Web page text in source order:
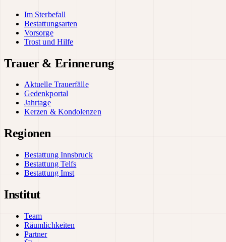
Im Sterbefall
Bestattungsarten
Vorsorge
Trost und Hilfe
Trauer & Erinnerung
Aktuelle Trauerfälle
Gedenkportal
Jahrtage
Kerzen & Kondolenzen
Regionen
Bestattung Innsbruck
Bestattung Telfs
Bestattung Imst
Institut
Team
Räumlichkeiten
Partner